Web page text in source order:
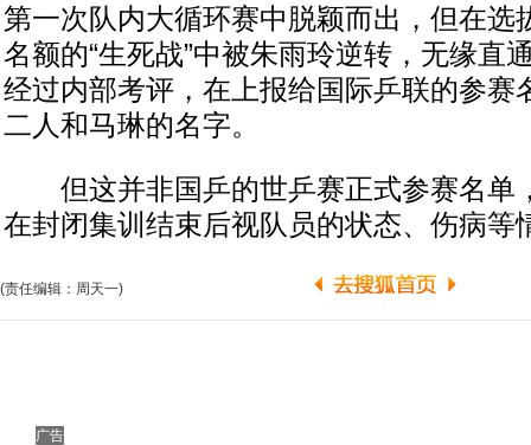
第一次队内大循环赛中脱颖而出，但在选
名额的“生死战”中被朱雨玲逆转，无缘直
经过内部考评，在上报给国际乒联的参赛
二人和马琳的名字。
但这并非国乒的世乒赛正式参赛名单
在封闭集训结束后视队员的状态、伤病等
(责任编辑：周天一)
广告